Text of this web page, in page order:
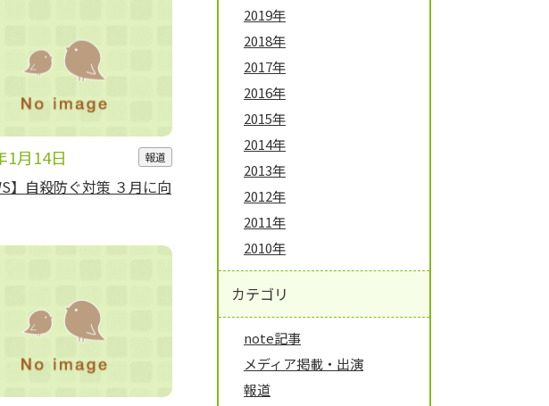
1月14日 報道
】自殺防ぐ対策 ３月に向
2019年
2018年
2017年
2016年
2015年
2014年
2013年
2012年
2011年
2010年
カテゴリ
note記事
メディア掲載・出演
報道